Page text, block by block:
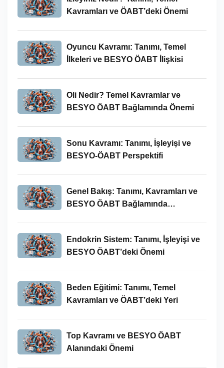
Kavramları ve ÖABT’deki Önemi
Oyuncu Kavramı: Tanımı, Temel
İlkeleri ve BESYO ÖABT İlişkisi
Oli Nedir? Temel Kavramlar ve
BESYO ÖABT Bağlamında Önemi
Sonu Kavramı: Tanımı, İşleyişi ve
BESYO-ÖABT Perspektifi
Genel Bakış: Tanımı, Kavramları ve
BESYO ÖABT Bağlamında
Endokrin Sistem: Tanımı, İşleyişi ve
BESYO ÖABT’deki Önemi
Beden Eğitimi: Tanımı, Temel
Kavramları ve ÖABT’deki Yeri
Top Kavramı ve BESYO ÖABT
Alanındaki Önemi